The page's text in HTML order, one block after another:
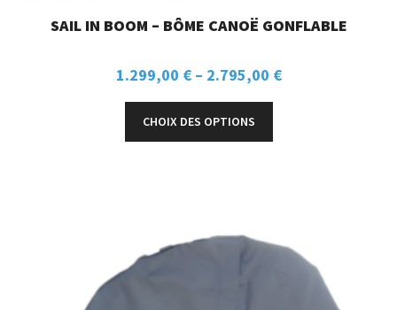
SAIL IN BOOM – BÔME CANOË GONFLABLE
1.299,00 €– 2.795,00 €
CHOIX DES OPTIONS